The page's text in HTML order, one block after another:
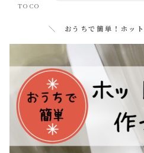
TOCO
＼ おうちで簡単！ホッ